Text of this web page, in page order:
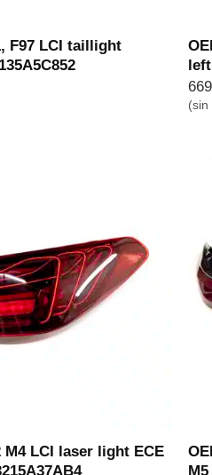
F97 LCI taillight
M4 LCI laser light ECE